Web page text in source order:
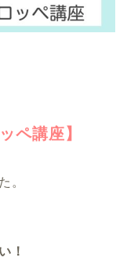
ペ講座】
。
！